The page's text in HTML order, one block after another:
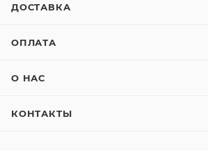
ДОСТАВКА
ОПЛАТА
О НАС
КОНТАКТЫ